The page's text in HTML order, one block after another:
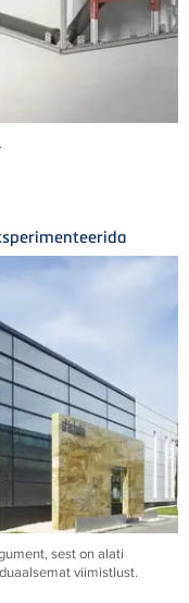
sest on alati
viimistlust.